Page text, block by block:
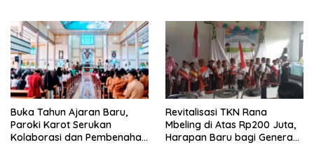
Buka Tahun Ajaran Baru,
Paroki Karot Serukan
Kolaborasi dan Pembenahan
Revitalisasi TKN Rana
Mbeling di Atas Rp200 Juta,
Harapan Baru bagi Generasi